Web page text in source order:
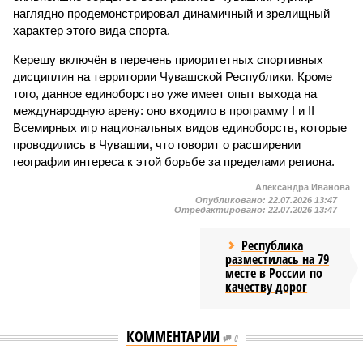
наглядно продемонстрировал динамичный и зрелищный
характер этого вида спорта.
Керешу включён в перечень приоритетных спортивных
дисциплин на территории Чувашской Республики. Кроме
того, данное единоборство уже имеет опыт выхода на
международную арену: оно входило в программу I и II
Всемирных игр национальных видов единоборств, которые
проводились в Чувашии, что говорит о расширении
географии интереса к этой борьбе за пределами региона.
Александра Иванова
Опубликовано: 22.07.2026 13:47
Отредактировано: 22.07.2026 13:47
Республика
разместилась на 79
месте в России по
качеству дорог
КОММЕНТАРИИ 0